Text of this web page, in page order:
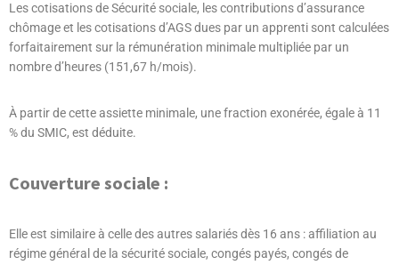
Les cotisations de Sécurité sociale, les contributions d’assurance
chômage et les cotisations d’AGS dues par un apprenti sont calculées
forfaitairement sur la rémunération minimale multipliée par un
nombre d’heures (151,67 h/mois).
À partir de cette assiette minimale, une fraction exonérée, égale à 11
% du SMIC, est déduite.
Couverture sociale :
Elle est similaire à celle des autres salariés dès 16 ans : affiliation au
régime général de la sécurité sociale, congés payés, congés de